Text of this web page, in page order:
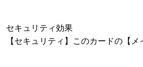
セキュリティ効果
【セキュリティ】このカードの【メ